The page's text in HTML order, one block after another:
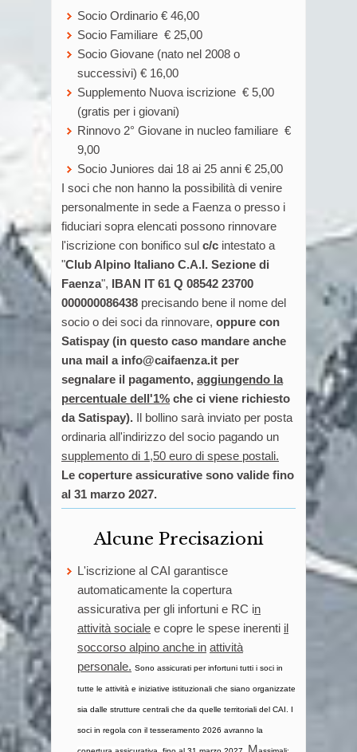
Socio Ordinario € 46,00
Socio Familiare € 25,00
Socio Giovane (nato nel 2008 o
successivi) € 16,00
Supplemento Nuova iscrizione € 5,00
(gratis per i giovani)
Rinnovo 2° Giovane in nucleo familiare €
9,00
Socio Juniores dai 18 ai 25 anni € 25,00
I soci che non hanno la possibilità di venire
personalmente in sede a Faenza o presso i
fiduciari sopra elencati possono rinnovare
l'iscrizione con bonifico sul c/c intestato a
"Club Alpino Italiano C.A.I. Sezione di
Faenza", IBAN IT 61 Q 08542 23700
000000086438 precisando bene il nome del
socio o dei soci da rinnovare, oppure con
Satispay (in questo caso mandare anche
una mail a info@caifaenza.it per
segnalare il pagamento, aggiungendo la
percentuale dell'1% che ci viene richiesto
da Satispay). Il bollino sarà inviato per posta
ordinaria all'indirizzo del socio pagando un
supplemento di 1,50 euro di spese postali.
Le coperture assicurative sono valide fino
al 31 marzo 2027.
Alcune Precisazioni
L'iscrizione al CAI garantisce
automaticamente la copertura
assicurativa per gli infortuni e RC in
attività sociale e copre le spese inerenti il
soccorso alpino anche in attività
personale. Sono assicurati per infortuni tutti i soci in
tutte le attività e iniziative istituzionali che siano organizzate
sia dalle strutture centrali che da quelle territoriali del CAI. I
soci in regola con il tesseramento 2026 avranno la
M